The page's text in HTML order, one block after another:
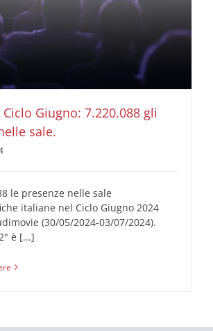
Giugno: 7.220.088 gli spettatori nelle
Ricerche Pubblicità Cinema
Giugno: 7.220.088 gli
sale.
le presenze nelle sale
italiane nel Ciclo Giugno 2024
(30/05/2024-03/07/2024).
è [...]